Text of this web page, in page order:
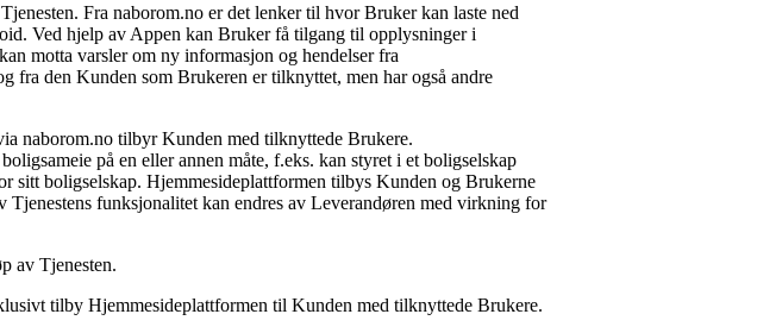
Fra naborom.no er det lenker til hvor Bruker kan laste ned
Ved hjelp av Appen kan Bruker få tilgang til opplysninger i
motta varsler om ny informasjon og hendelser fra
fra den Kunden som Brukeren er tilknyttet, men har også andre
naborom.no tilbyr Kunden med tilknyttede Brukere.
på en eller annen måte, f.eks. kan styret i et boligselskap
sitt boligselskap. Hjemmesideplattformen tilbys Kunden og Brukerne
Tjenestens funksjonalitet kan endres av Leverandøren med virkning for
av Tjenesten.
tilby Hjemmesideplattformen til Kunden med tilknyttede Brukere.